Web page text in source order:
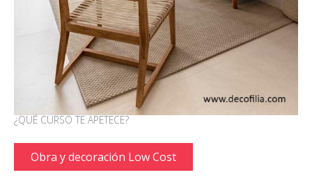
¿QUÉ CURSO TE APETECE?
Obra y decoración Low Cost